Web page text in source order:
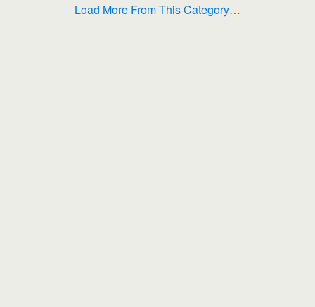
Load More From This Category…